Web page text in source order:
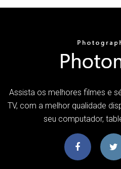
Assista os melhores filmes e
TV, com a melhor qualidade
seu computador,